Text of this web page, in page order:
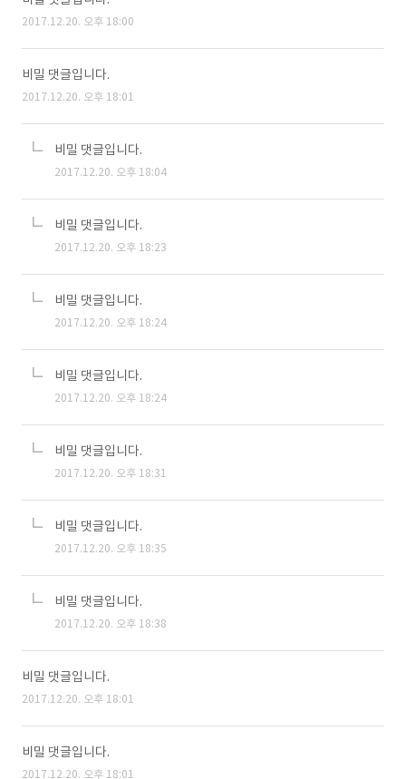
2017.12.20. 오후 18:00
비밀 댓글입니다.
2017.12.20. 오후 18:01
비밀 댓글입니다.
2017.12.20. 오후 18:04
비밀 댓글입니다.
2017.12.20. 오후 18:23
비밀 댓글입니다.
2017.12.20. 오후 18:24
비밀 댓글입니다.
2017.12.20. 오후 18:24
비밀 댓글입니다.
2017.12.20. 오후 18:31
비밀 댓글입니다.
2017.12.20. 오후 18:35
비밀 댓글입니다.
2017.12.20. 오후 18:38
비밀 댓글입니다.
2017.12.20. 오후 18:01
비밀 댓글입니다.
2017.12.20. 오후 18:01